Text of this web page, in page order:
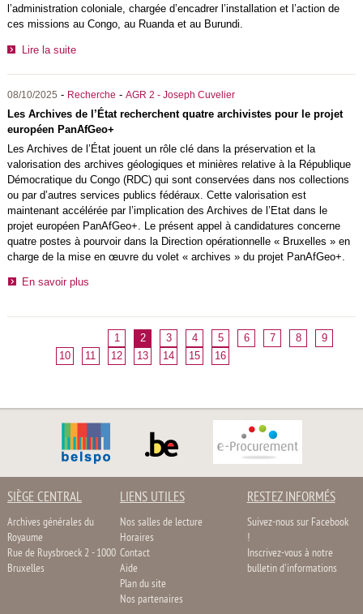
l’administration coloniale, chargée d’encadrer l’installation et l’action de
ces missions au Congo, au Ruanda et au Burundi.
Lire la suite
08/10/2025 - Recherche - AGR 2 - Joseph Cuvelier
Les Archives de l’État recherchent quatre archivistes pour le projet
européen PanAfGeo+
Les Archives de l’État jouent un rôle clé dans la préservation et la
valorisation des archives géologiques et minières relative à la République
Démocratique du Congo (RDC) qui sont conservées dans nos collections
ou par d’autres services publics fédéraux. Cette valorisation est
maintenant accélérée par l’implication des Archives de l’Etat dans le
projet européen PanAfGeo+. Le présent appel à candidatures concerne
quatre postes à pourvoir dans la Direction opérationnelle « Bruxelles » en
charge de la mise en œuvre du volet « archives » du projet PanAfGeo+.
En savoir plus
1 2 3 4 5 6 7 8
9
10
11 12 13 14 15 16
SIÈGE CENTRAL
Archives générales du
Royaume
Rue de Ruysbroeck 2 - 1000
Bruxelles
LIENS UTILES
Nos salles de lecture
Horaires
Contact
Aide
Plan du site
Nos partenaires
RESTEZ INFORMÉS
Suivez-nous sur Facebook
!
Inscrivez-vous à notre
bulletin d'informations